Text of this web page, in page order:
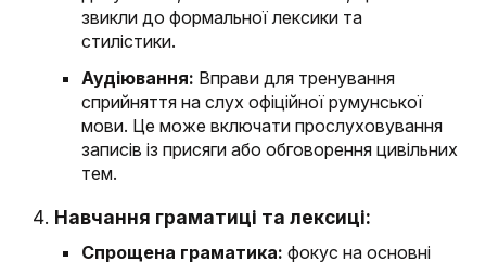
звикли до формальної лексики та
стилістики.
Аудіювання: Вправи для тренування
сприйняття на слух офіційної румунської
мови. Це може включати прослуховування
записів із присяги або обговорення цивільних
тем.
Навчання граматиці та лексиці:
Спрощена граматика: фокус на основні